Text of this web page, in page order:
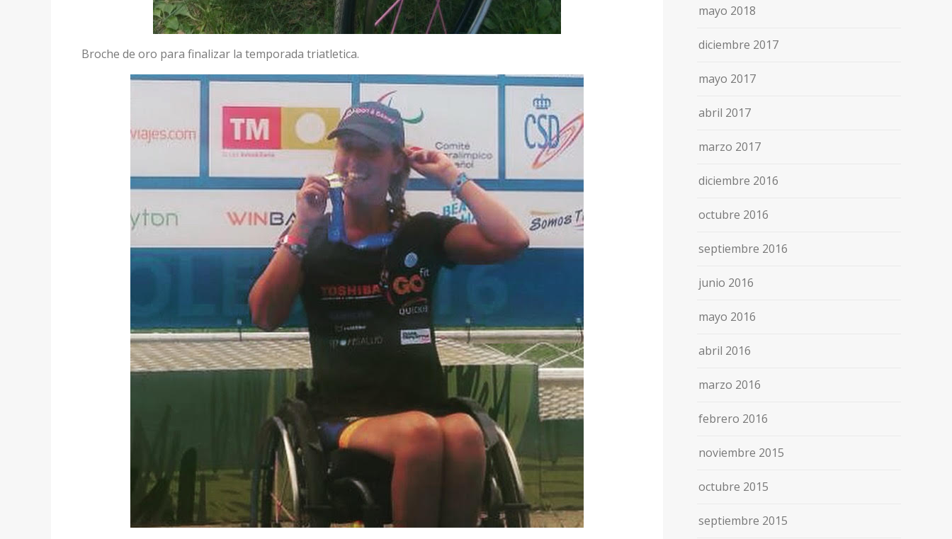
Broche de oro para finalizar la temporada triatletica.
mayo 2018
diciembre 2017
mayo 2017
abril 2017
marzo 2017
diciembre 2016
octubre 2016
septiembre 2016
junio 2016
mayo 2016
abril 2016
marzo 2016
febrero 2016
noviembre 2015
octubre 2015
septiembre 2015